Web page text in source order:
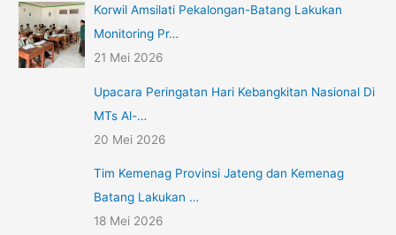
Korwil Amsilati Pekalongan-Batang Lakukan
Monitoring Pr…
21 Mei 2026
Upacara Peringatan Hari Kebangkitan Nasional Di
MTs Al-…
20 Mei 2026
Tim Kemenag Provinsi Jateng dan Kemenag
Batang Lakukan …
18 Mei 2026